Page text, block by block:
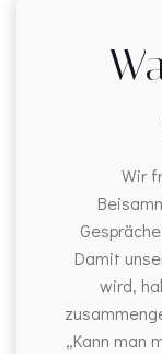
Wir
Damit
wird,
„Kann man